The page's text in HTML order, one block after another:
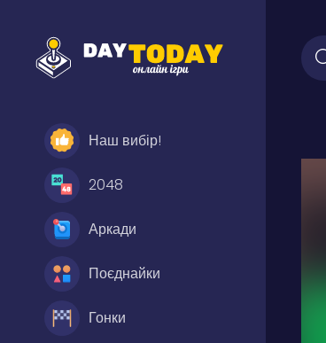
Наш вибір!
2048
Аркади
Поєднайки
Гонки